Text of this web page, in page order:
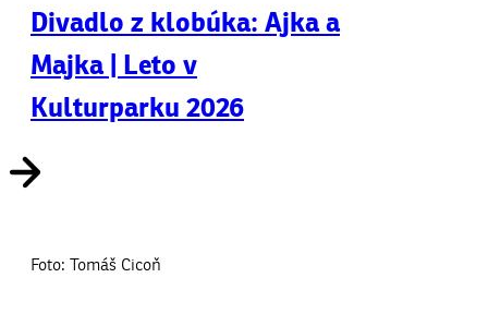
Divadlo z klobúka: Ajka a
Majka | Leto v
Kulturparku 2026
Foto: Tomáš Cicoň